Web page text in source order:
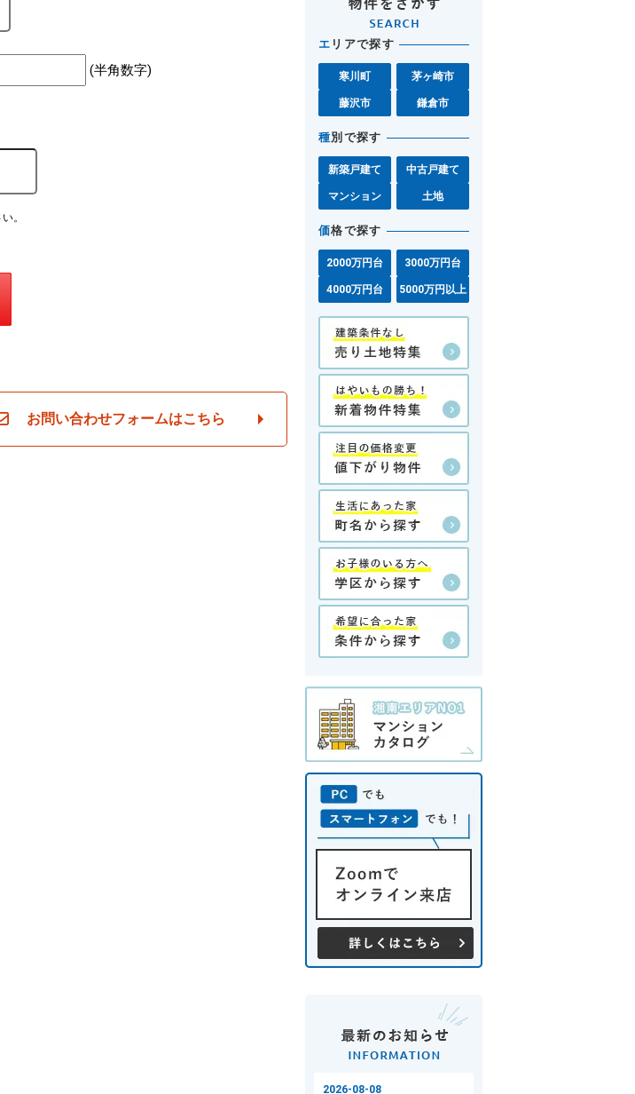
(半角数字)
。
お問い合わせフォームはこちら
エ リアで探す
寒川町 茅ヶ崎市
藤沢市 鎌倉市
種別で探す
新築戸建て 中古戸建て
マンション 土地
価格で探す
2000万円台 3000万円台
4000万円台 5000万円以上